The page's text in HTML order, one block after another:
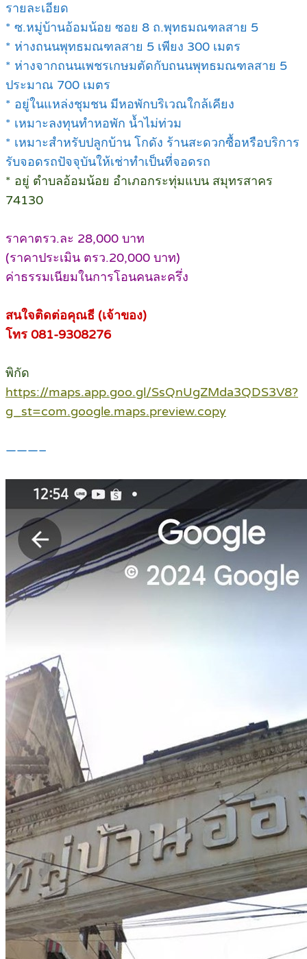
รายละเอียด
* ซ.หมู่บ้านอ้อมน้อย ซอย 8 ถ.พุทธมณฑลสาย 5
* ห่างถนนพุทธมณฑลสาย 5 เพียง 300 เมตร
* ห่างจากถนนเพชรเกษมตัดกับถนนพุทธมณฑลสาย 5
ประมาณ 700 เมตร
* อยู่ในแหล่งชุมชน มีหอพักบริเวณใกล้เคียง
* เหมาะลงทุนทำหอพัก น้ำไม่ท่วม
* เหมาะสำหรับปลูกบ้าน โกดัง ร้านสะดวกซื้อหรือบริการ
รับจอดรถปัจจุบันให้เช่าทำเป็นที่จอดรถ
* อยู่ ตำบลอ้อมน้อย อำเภอกระทุ่มแบน สมุทรสาคร
74130
ราคาตรว.ละ 28,000 บาท
(ราคาประเมิน ตรว.20,000 บาท)
ค่าธรรมเนียมในการโอนคนละครึ่ง
สนใจติดต่อคุณธี (เจ้าของ)
โทร 081-9308276
พิกัด
https://maps.app.goo.gl/SsQnUgZMda3QDS3V8?
g_st=com.google.maps.preview.copy
———–